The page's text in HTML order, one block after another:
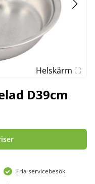
Helskärm
D39cm
Fria servicebesök